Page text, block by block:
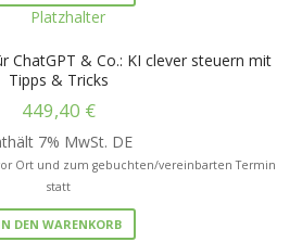
ChatGPT & Co.: KI clever steuern mit
Tipps & Tricks
449,40 €
7% MwSt. DE
Ort und zum gebuchten/vereinbarten Termin
statt
DEN WARENKORB